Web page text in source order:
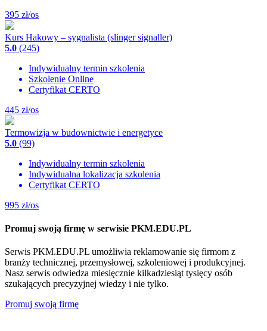
395 zł/os
Kurs Hakowy – sygnalista (slinger signaller)
5.0 (245)
Indywidualny termin szkolenia
Szkolenie Online
Certyfikat CERTO
445 zł/os
Termowizja w budownictwie i energetyce
5.0 (99)
Indywidualny termin szkolenia
Indywidualna lokalizacja szkolenia
Certyfikat CERTO
995 zł/os
Promuj swoją firmę w serwisie PKM.EDU.PL
Serwis PKM.EDU.PL umożliwia reklamowanie się firmom z
branży technicznej, przemysłowej, szkoleniowej i produkcyjnej.
Nasz serwis odwiedza miesięcznie kilkadziesiąt tysięcy osób
szukających precyzyjnej wiedzy i nie tylko.
Promuj swoją firmę